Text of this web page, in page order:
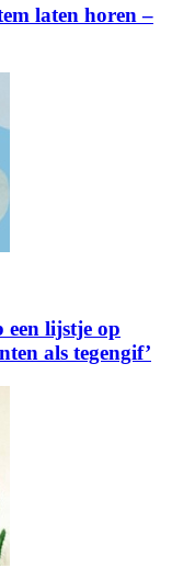
laten horen –
een lijstje op
als tegengif’